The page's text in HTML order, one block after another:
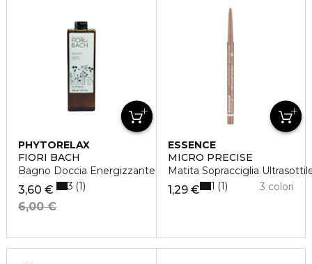
PHYTORELAX
FIORI BACH
Bagno Doccia Energizzante
3,60 €
6,00 €
3 1
ESSENCE
MICRO PRECISE
Matita Sopracciglia
1,29 € 3 colori
1 1